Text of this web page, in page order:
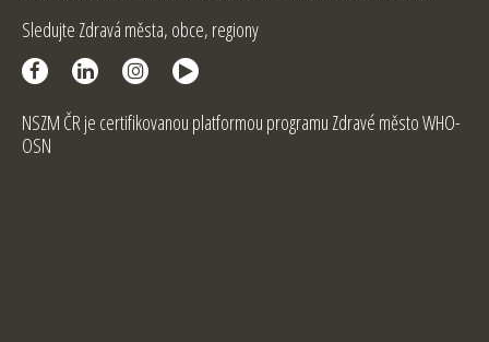
Sledujte Zdravá města, obce, regiony
NSZM ČR je certifikovanou platformou programu Zdravé město WHO-
OSN